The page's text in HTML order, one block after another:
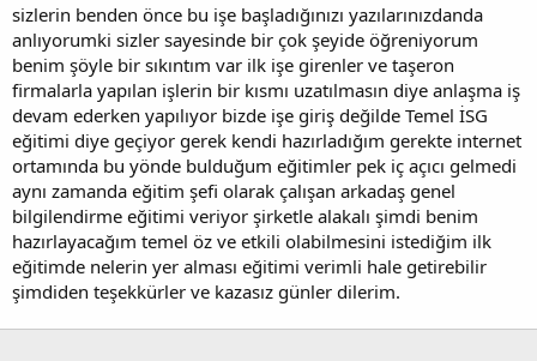
sizlerin benden önce bu işe başladığınızı yazılarınızdanda
anlıyorumki sizler sayesinde bir çok şeyide öğreniyorum
benim şöyle bir sıkıntım var ilk işe girenler ve taşeron
firmalarla yapılan işlerin bir kısmı uzatılmasın diye anlaşma iş
devam ederken yapılıyor bizde işe giriş değilde Temel İSG
eğitimi diye geçiyor gerek kendi hazırladığım gerekte internet
ortamında bu yönde bulduğum eğitimler pek iç açıcı gelmedi
aynı zamanda eğitim şefi olarak çalışan arkadaş genel
bilgilendirme eğitimi veriyor şirketle alakalı şimdi benim
hazırlayacağım temel öz ve etkili olabilmesini istediğim ilk
eğitimde nelerin yer alması eğitimi verimli hale getirebilir
şimdiden teşekkürler ve kazasız günler dilerim.